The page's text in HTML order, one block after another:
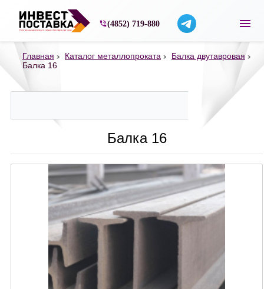
Строительные материалы со склада в
(4852) 719-880
Главная Каталог металлопроката
Балка двутавровая
Балка 16
Балка 16